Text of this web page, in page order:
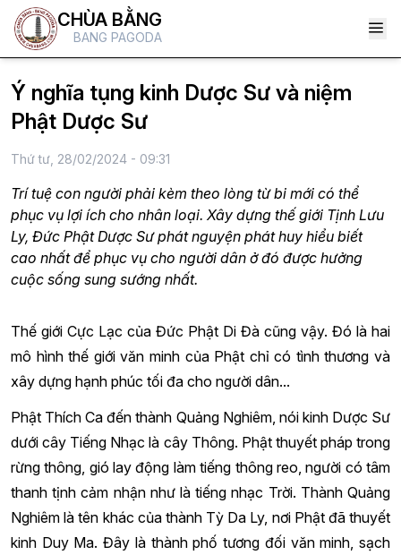
CHÙA BẰNG
BANG PAGODA
Ý nghĩa tụng kinh Dược Sư và niệm
Phật Dược Sư
Thứ tư, 28/02/2024 - 09:31
Trí tuệ con người phải kèm theo lòng từ bi mới có thể
phục vụ lợi ích cho nhân loại. Xây dựng thế giới Tịnh Lưu
Ly, Đức Phật Dược Sư phát nguyện phát huy hiểu biết
cao nhất để phục vụ cho người dân ở đó được hưởng
cuộc sống sung sướng nhất.
Thế giới Cực Lạc của Đức Phật Di Đà cũng vậy. Đó là hai
mô hình thế giới văn minh của Phật chỉ có tình thương và
xây dựng hạnh phúc tối đa cho người dân...
Phật Thích Ca đến thành Quảng Nghiêm, nói kinh Dược Sư
dưới cây Tiếng Nhạc là cây Thông. Phật thuyết pháp trong
rừng thông, gió lay động làm tiếng thông reo, người có tâm
thanh tịnh cảm nhận như là tiếng nhạc Trời. Thành Quảng
Nghiêm là tên khác của thành Tỳ Da Ly, nơi Phật đã thuyết
kinh Duy Ma. Đây là thành phố tương đối văn minh, sạch